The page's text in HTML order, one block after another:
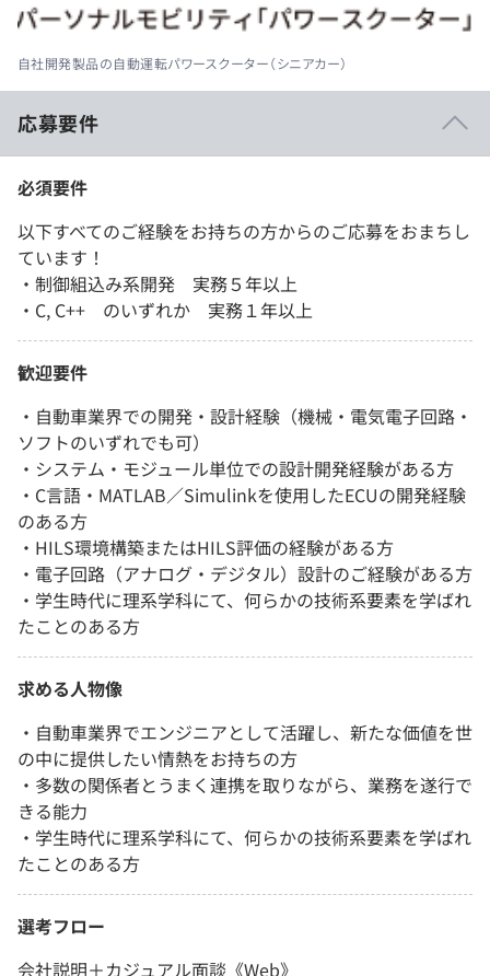
自社開発製品の自動運転パワースクーター（シニアカー）
応募要件
必須要件
以下すべてのご経験をお持ちの方からのご応募をおまちし
ています！
・制御組込み系開発 実務５年以上
・C, C++ のいずれか 実務１年以上
歓迎要件
・自動車業界での開発・設計経験（機械・電気電子回路・
ソフトのいずれでも可）
・システム・モジュール単位での設計開発経験がある方
・C言語・MATLAB／Simulinkを使用したECUの開発経験
のある方
・HILS環境構築またはHILS評価の経験がある方
・電子回路（アナログ・デジタル）設計のご経験がある方
・学生時代に理系学科にて、何らかの技術系要素を学ばれ
たことのある方
求める人物像
・自動車業界でエンジニアとして活躍し、新たな価値を世
の中に提供したい情熱をお持ちの方
・多数の関係者とうまく連携を取りながら、業務を遂行で
きる能力
・学生時代に理系学科にて、何らかの技術系要素を学ばれ
たことのある方
選考フロー
会社説明＋カジュアル面談《Web》